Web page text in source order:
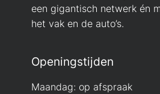
een gigantisch netwerk én
het vak en de auto’s.
Openingstijden
Maandag: op afspraak